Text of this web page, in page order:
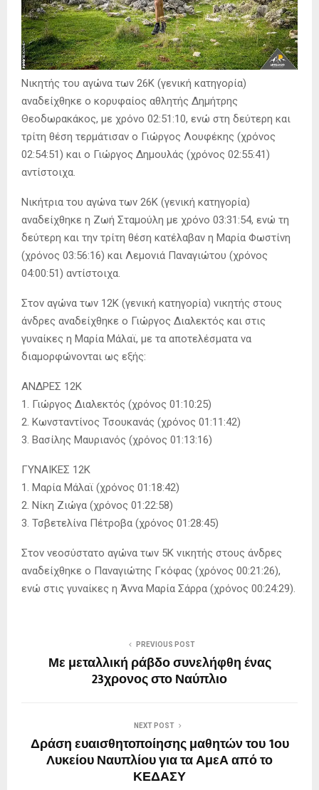
Νικητής του αγώνα των 26Κ (γενική κατηγορία)
αναδείχθηκε ο κορυφαίος αθλητής Δημήτρης
Θεοδωρακάκος, με χρόνο 02:51:10, ενώ στη δεύτερη και
τρίτη θέση τερμάτισαν ο Γιώργος Λουφέκης (χρόνος
02:54:51) και ο Γιώργος Δημουλάς (χρόνος 02:55:41)
αντίστοιχα.
Νικήτρια του αγώνα των 26Κ (γενική κατηγορία)
αναδείχθηκε η Ζωή Σταμούλη με χρόνο 03:31:54, ενώ τη
δεύτερη και την τρίτη θέση κατέλαβαν η Μαρία Φωστίνη
(χρόνος 03:56:16) και Λεμονιά Παναγιώτου (χρόνος
04:00:51) αντίστοιχα.
Στον αγώνα των 12Κ (γενική κατηγορία) νικητής στους
άνδρες αναδείχθηκε ο Γιώργος Διαλεκτός και στις
γυναίκες η Μαρία Μάλαϊ, με τα αποτελέσματα να
διαμορφώνονται ως εξής:
ΑΝΔΡΕΣ 12Κ
1. Γιώργος Διαλεκτός (χρόνος 01:10:25)
2. Κωνσταντίνος Τσουκανάς (χρόνος 01:11:42)
3. Βασίλης Μαυριανός (χρόνος 01:13:16)
ΓΥΝΑΙΚΕΣ 12Κ
1. Μαρία Μάλαϊ (χρόνος 01:18:42)
2. Νίκη Ζιώγα (χρόνος 01:22:58)
3. Τσβετελίνα Πέτροβα (χρόνος 01:28:45)
Στον νεοσύστατο αγώνα των 5Κ νικητής στους άνδρες
αναδείχθηκε ο Παναγιώτης Γκόφας (χρόνος 00:21:26),
ενώ στις γυναίκες η Άννα Μαρία Σάρρα (χρόνος 00:24:29).
PREVIOUS POST
Με μεταλλική ράβδο συνελήφθη ένας
23χρονος στο Ναύπλιο
NEXT POST
Δράση ευαισθητοποίησης μαθητών του 1ου
Λυκείου Ναυπλίου για τα ΑμεΑ από το
ΚΕΔΑΣΥ